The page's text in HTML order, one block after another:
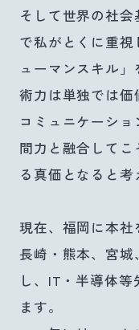
そして世界の社
で私がとくに重
ューマンスキル
術力は単独では価
コミュニケーシ
間力と融合して
る真価となると考
現在、福岡に本社
長崎・熊本、宮
し、IT・半導体
ます。